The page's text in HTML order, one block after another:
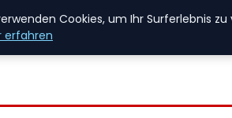
Cookies, um Ihr Surferlebnis
erfahren